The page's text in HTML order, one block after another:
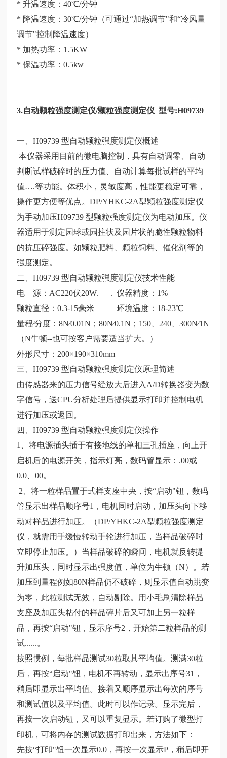
* 升温速度：40℃/分钟
* 降温速度：30℃/分钟（可通过“加热调节"和“冷风量
调节"控制降温速度）
* 加热功率：1.5KW
* 保温功率：0.5kw
3.自动颗粒强度测定仪/颗粒强度测定仪 型号:H09739
一、H09739 型自动颗粒强度测定仪概述
本仪器采用目前的微电脑控制，具有自动调零、自动
判断试样破碎时的压力值、自动计算每批试样的平均
值….等功能。体积小，灵敏度高，性能更稳定可靠，
操作更方便等优点。DP/YHKC-2A型颗粒强度测定仪
为手动加压H09739 型颗粒强度测定仪为电动加压。仪
器适用于测定园球或园拄状及园片状的脆性颗粒物料
的抗压碎强度。如颗粒肥料、颗粒饲料、催化剂等的
强度测定。
二、H09739 型自动颗粒强度测定仪技术性能
电
源：AC220伏20W. . 仪器精度：1%
颗粒直径：0.3-15毫米 环境温度：18-23℃
量程∕分度：8N∕0.01N；80N∕0.1N；150、240、300N∕1N
（N牛顿--也可按客户需要适当扩大。）
外形尺寸：200×190×310mm
三、H09739 型自动颗粒强度测定仪原理简述
由传感器来的压力信号经放大后进入A/D转换器变为数
字信号，送CPU分析处理后提供显示打印并控制电机
进行加压或返回。
四、H09739 型自动颗粒强度测定仪操作
1、将电源插头插于有接地线的单相三孔插座，向上开
启机后的电源开关，指示灯亮，数码管显示：.00或
0.0、00。
2、将一粒样品置于式样支座中央，按“启动"钮，数码
管显示出样品顺序号1，电机同时启动，加压头向下移
动对样品进行加压。（DP/YHKC-2A型颗粒强度测定
仪，就需用手缓慢转动手轮进行加压，当样品破碎时
立即停止加压。）当样品破碎的瞬间，电机就反转提
升加压头，同时显示出强度值，单位为牛顿（N）。若
加压到量程例如80N样品仍不破碎，则显示值自动跳变
为零，此粒测试无效，自动剔除。用小毛刷清除样品
支座及加压头粘付的样品碎片后又可加上另一粒样
品，再按“启动"钮，显示序号2，开始第二粒样品的测
试......。
按照惯例，每批样品测试30粒取其平均值。测满30粒
后，再按“启动"钮，电机不再转动，显示出序号31，
稍后即显示出平均值。接着又顺序显示出每次的序号
和测试值以及平均值。此时可以作记录。显示完后，
再按一次启动钮，又可以重复显示。若订购了微型打
印机，可将内存的测试数据打印出来，方法如下：
先按“打印"钮一次显示0.0，再按一次显示P，稍后即开